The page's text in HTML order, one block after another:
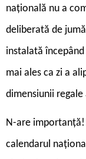
națională nu a
deliberată de
instalată
mai ales ca zi a
dimensiunii
N-are
calendarul